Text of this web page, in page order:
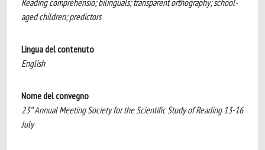
Reading comprehensio; bilinguals; transparent orthography; school-
aged children; predictors
Lingua del contenuto
English
Nome del convegno
23° Annual Meeting Society for the Scientific Study of Reading 13-16
July